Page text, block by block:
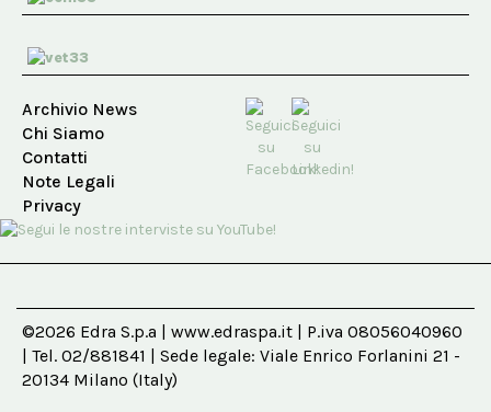
Archivio News
Chi Siamo
Contatti
Note Legali
Privacy
©2026 Edra S.p.a | www.edraspa.it | P.iva 08056040960
| Tel. 02/881841 | Sede legale: Viale Enrico Forlanini 21 -
20134 Milano (Italy)